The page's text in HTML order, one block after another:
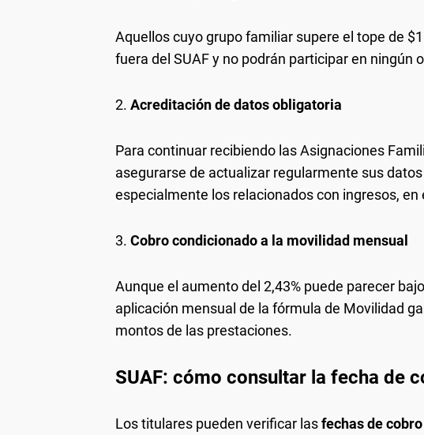
Aquellos cuyo grupo familiar supere el tope de
fuera del SUAF y no podrán participar en ningún
2. Acreditación de datos obligatoria
Para continuar recibiendo las Asignaciones
asegurarse de actualizar regularmente sus
especialmente los relacionados con ingresos, en
3. Cobro condicionado a la movilidad mensual
Aunque el aumento del 2,43% puede parecer
aplicación mensual de la fórmula de Movilidad
montos de las prestaciones.
SUAF: cómo consultar la fecha de
Los titulares pueden verificar lasfechas de